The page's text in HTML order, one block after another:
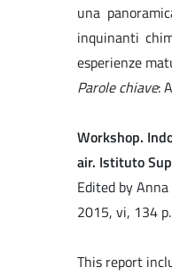
una
inquinanti
esperienze
Parole chiave:
Workshop.
air. Istituto
Edited by
2015, vi, 134
This report